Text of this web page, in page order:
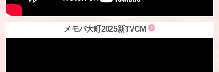
メモパ大町2025新TVCM